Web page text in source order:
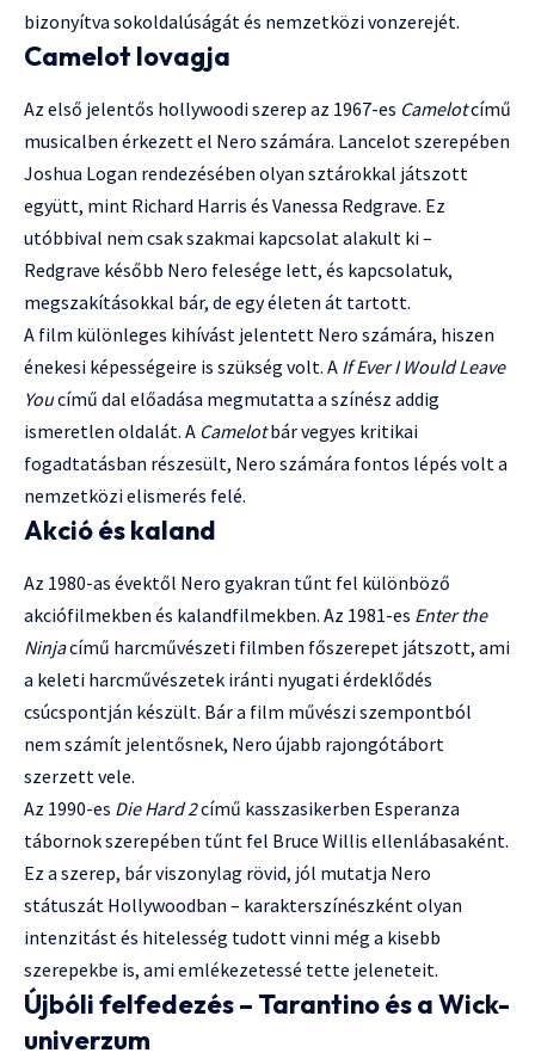
bizonyítva sokoldalúságát és nemzetközi vonzerejét.
Camelot lovagja
Az első jelentős hollywoodi szerep az 1967-es Camelotcímű
musicalben érkezett el Nero számára. Lancelot szerepében
Joshua Logan rendezésében olyan sztárokkal játszott
együtt, mint Richard Harris és Vanessa Redgrave. Ez
utóbbival nem csak szakmai kapcsolat alakult ki –
Redgrave később Nero felesége lett, és kapcsolatuk,
megszakításokkal bár, de egy életen át tartott.
A film különleges kihívást jelentett Nero számára, hiszen
énekesi képességeire is szükség volt. A If Ever I Would Leave
Youcímű dal előadása megmutatta a színész addig
ismeretlen oldalát. A Camelotbár vegyes kritikai
fogadtatásban részesült, Nero számára fontos lépés volt a
nemzetközi elismerés felé.
Akció és kaland
Az 1980-as évektől Nero gyakran tűnt fel különböző
akciófilmekben és kalandfilmekben. Az 1981-es Enter the
Ninjacímű harcművészeti filmben főszerepet játszott, ami
a keleti harcművészetek iránti nyugati érdeklődés
csúcspontján készült. Bár a film művészi szempontból
nem számít jelentősnek, Nero újabb rajongótábort
szerzett vele.
Az 1990-es Die Hard 2című kasszasikerben Esperanza
tábornok szerepében tűnt fel Bruce Willis ellenlábasaként.
Ez a szerep, bár viszonylag rövid, jól mutatja Nero
státuszát Hollywoodban – karakterszínészként olyan
intenzitást és hitelesség tudott vinni még a kisebb
szerepekbe is, ami emlékezetessé tette jeleneteit.
Újbóli felfedezés – Tarantino és a Wick-
univerzum